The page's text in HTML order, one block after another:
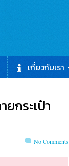
เกี่ยวกับเรา
กระเป๋า
No Comments